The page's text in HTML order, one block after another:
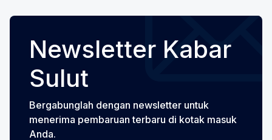
Newsletter Kabar
Sulut
Bergabunglah dengan newsletter untuk
menerima pembaruan terbaru di kotak masuk
Anda.